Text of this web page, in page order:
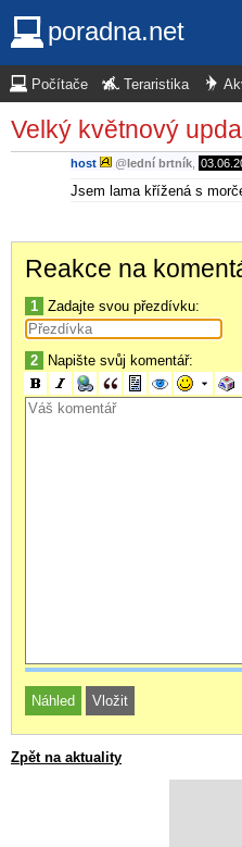
poradna.net
Počítače Teraristika
Velký květnový
host @lední brtník
Jsem lama křížená s
Reakce na
1 Zadajte svou přezdívku:
2 Napište svůj komentář:
Zpět na aktuality